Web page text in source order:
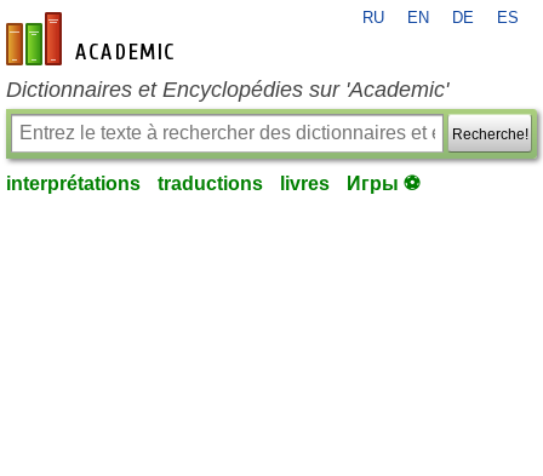
fr-academic.com
RU EN DE ES
Dictionnaires et Encyclopédies sur 'Academic'
Recherche!
interprétations traductions livres Игры ⚽